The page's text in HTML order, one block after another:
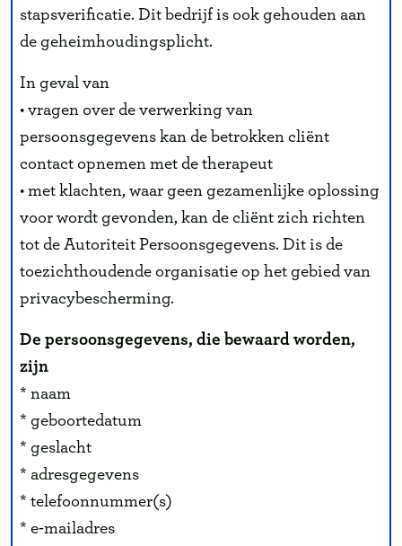
stapsverificatie. Dit bedrijf is ook gehouden aan
de geheimhoudingsplicht.
In geval van
• vragen over de verwerking van
persoonsgegevens kan de betrokken cliënt
contact opnemen met de therapeut
• met klachten, waar geen gezamenlijke oplossing
voor wordt gevonden, kan de cliënt zich richten
tot de Autoriteit Persoonsgegevens. Dit is de
toezichthoudende organisatie op het gebied van
privacybescherming.
De persoonsgegevens, die bewaard worden,
zijn
* naam
* geboortedatum
* geslacht
* adresgegevens
* telefoonnummer(s)
* e-mailadres